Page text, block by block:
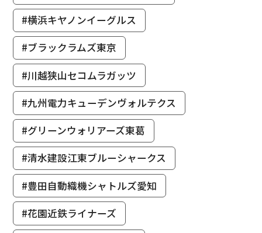
#横浜キヤノンイーグルス
#ブラックラムズ東京
#川越狭山セコムラガッツ
#九州電力キューデンヴォルテクス
#グリーンウォリアーズ東葛
#清水建設江東ブルーシャークス
#豊田自動織機シャトルズ愛知
#花園近鉄ライナーズ